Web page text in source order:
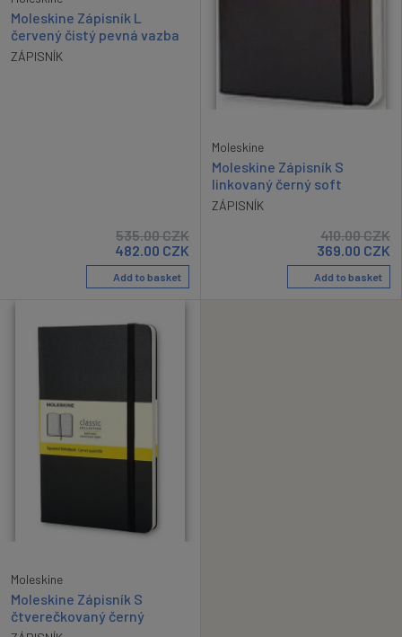
Moleskine Zápisník L
červený čistý pevná vazba
ZÁPISNÍK
535.00CZK
482.00 CZK
Add to basket
Moleskine
Moleskine Zápisník S
linkovaný černý soft
ZÁPISNÍK
410.00CZK
369.00 CZK
Add to basket
Moleskine
Moleskine Zápisník S
čtverečkovaný černý